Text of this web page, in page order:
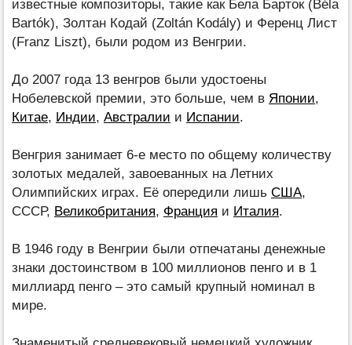
известные композиторы, такие как Бела Барток (Béla
Bartók), Золтан Кодай (Zoltán Kodály) и Ференц Лист
(Franz Liszt), были родом из Венгрии.
До 2007 года 13 венгров были удостоены
Нобелевской премии, это больше, чем в Японии,
Китае, Индии, Австралии и Испании.
Венгрия занимает 6-е место по общему количеству
золотых медалей, завоеванных на Летних
Олимпийских играх. Её опередили лишь США,
СССР, Великобритания, Франция и Италия.
В 1946 году в Венгрии были отпечатаны денежные
знаки достоинством в 100 миллионов пенго и в 1
миллиард пенго – это самый крупный номинал в
мире.